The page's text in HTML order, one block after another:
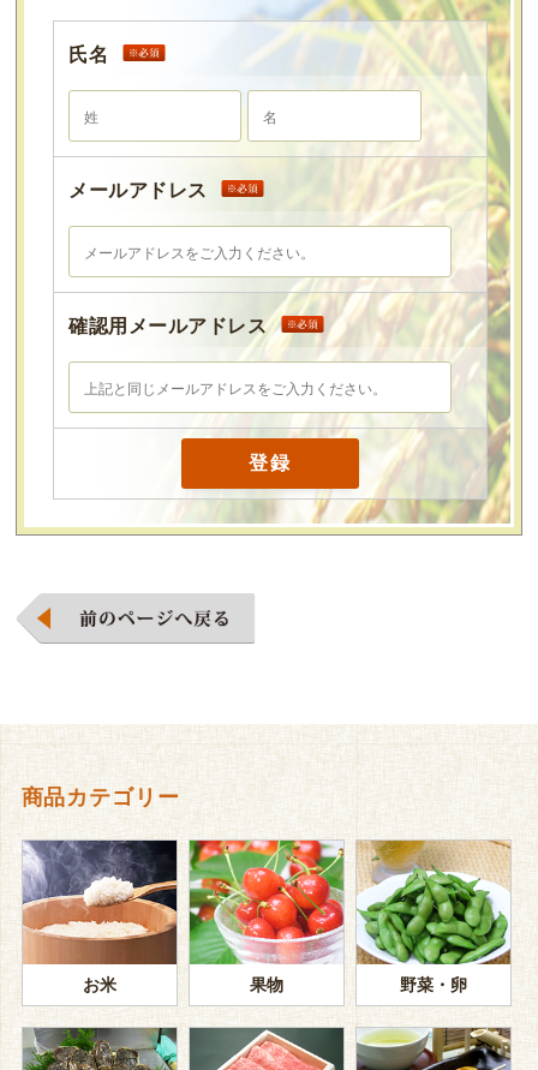
氏名
メールアドレス
確認用メールアドレス
商品カテゴリー
お米 果物 野菜・卵